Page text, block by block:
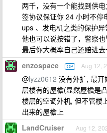
两千，没有一个能找到供
签协议保证你 24 小时不停
ups 、发电机之类的保护
他也可以说按错了，警察
最后你大概率自己还赔进去
enzospace OP Aug 12,
@lyzz0612 没有外扩, 最
层楼有的屋檐(显然屋檐是
楼层的空调外机, 但不管楼
出来的屋檐上
LandCruiser Aug 12,